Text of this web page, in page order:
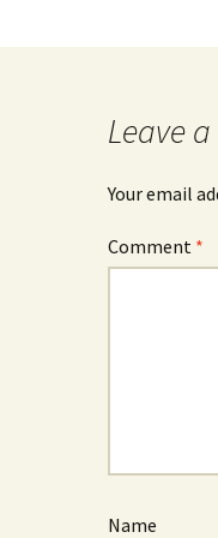
Leave
Your email
Comment *
Name